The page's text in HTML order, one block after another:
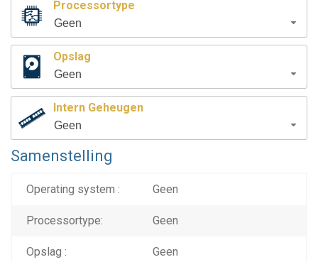
Processortype
Geen
Opslag
Geen
Intern Geheugen
Geen
Samenstelling
Operating system : Geen
Processortype: Geen
Opslag : Geen